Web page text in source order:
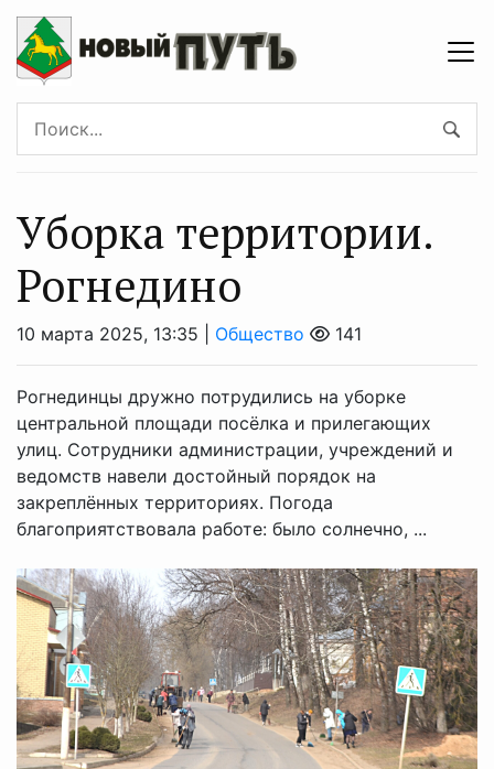
Уборка территории.
Рогнедино
10 марта 2025, 13:35 | Общество 141
Рогнединцы дружно потрудились на уборке
центральной площади посёлка и прилегающих
улиц. Сотрудники администрации, учреждений и
ведомств навели достойный порядок на
закреплённых территориях. Погода
благоприятствовала работе: было солнечно, ...